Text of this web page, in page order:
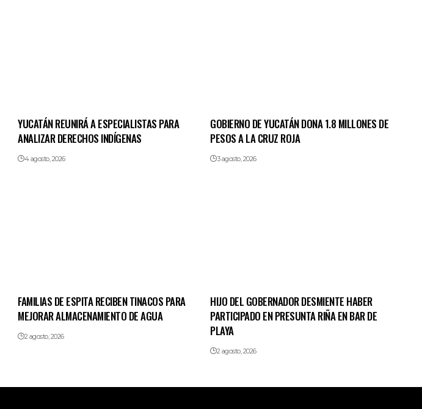
YUCATÁN REUNIRÁ A ESPECIALISTAS PARA
ANALIZAR DERECHOS INDÍGENAS
4 agosto, 2026
GOBIERNO DE YUCATÁN DONA 1.8 MILLONES DE
PESOS A LA CRUZ ROJA
3 agosto, 2026
FAMILIAS DE ESPITA RECIBEN TINACOS PARA
MEJORAR ALMACENAMIENTO DE AGUA
2 agosto, 2026
HIJO DEL GOBERNADOR DESMIENTE HABER
PARTICIPADO EN PRESUNTA RIÑA EN BAR DE
PLAYA
2 agosto, 2026